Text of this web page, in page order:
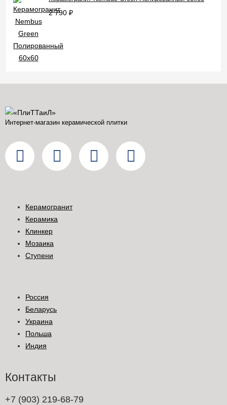
2 790 ₽
Интернет-магазин керамической плитки
Керамогранит
Керамика
Клинкер
Мозаика
Ступени
Россия
Беларусь
Украина
Польша
Индия
Контакты
+7 (903) 219-68-79